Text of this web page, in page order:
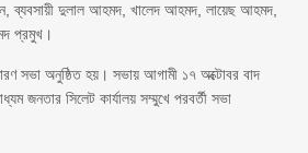
ব্যবসায়ী দুলাল আহমদ, খালেদ আহমদ, লায়েছ আহমদ,
প্রমুখ।
সভা অনুষ্ঠিত হয়। সভায় আগামী ১৭ অক্টোবর বাদ
জনতার সিলেট কার্যালয় সম্মুখে পরবর্তী সভা